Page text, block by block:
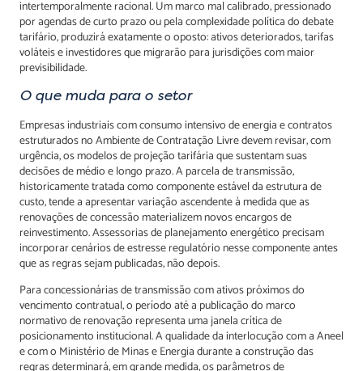
intertemporalmente racional. Um marco mal calibrado, pressionado
por agendas de curto prazo ou pela complexidade política do debate
tarifário, produzirá exatamente o oposto: ativos deteriorados, tarifas
voláteis e investidores que migrarão para jurisdições com maior
previsibilidade.
O que muda para o setor
Empresas industriais com consumo intensivo de energia e contratos
estruturados no Ambiente de Contratação Livre devem revisar, com
urgência, os modelos de projeção tarifária que sustentam suas
decisões de médio e longo prazo. A parcela de transmissão,
historicamente tratada como componente estável da estrutura de
custo, tende a apresentar variação ascendente à medida que as
renovações de concessão materializem novos encargos de
reinvestimento. Assessorias de planejamento energético precisam
incorporar cenários de estresse regulatório nesse componente antes
que as regras sejam publicadas, não depois.
Para concessionárias de transmissão com ativos próximos do
vencimento contratual, o período até a publicação do marco
normativo de renovação representa uma janela crítica de
posicionamento institucional. A qualidade da interlocução com a Aneel
e com o Ministério de Minas e Energia durante a construção das